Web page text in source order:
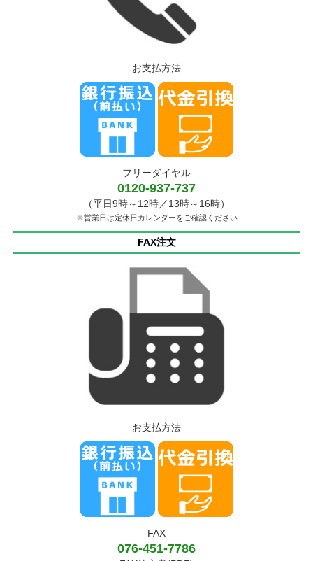
お支払方法
フリーダイヤル
0120-937-737
（平日9時～12時／13時～16時）
※営業日は定休日カレンダーをご確認ください
FAX注文
お支払方法
FAX
076-451-7786